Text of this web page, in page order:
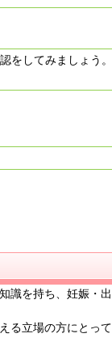
をしてみましょう。
識を持ち、妊娠・
る立場の方にとっ